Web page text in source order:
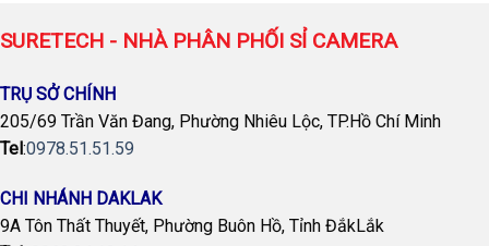
SURETECH - NHÀ PHÂN PHỐI SỈ CAMERA
TRỤ SỞ CHÍNH
205/69 Trần Văn Đang, Phường Nhiêu Lộc, TP.Hồ Chí Minh
Tel:0978.51.51.59
CHI NHÁNH DAKLAK
9A Tôn Thất Thuyết, Phường Buôn Hồ, Tỉnh ĐắkLắk